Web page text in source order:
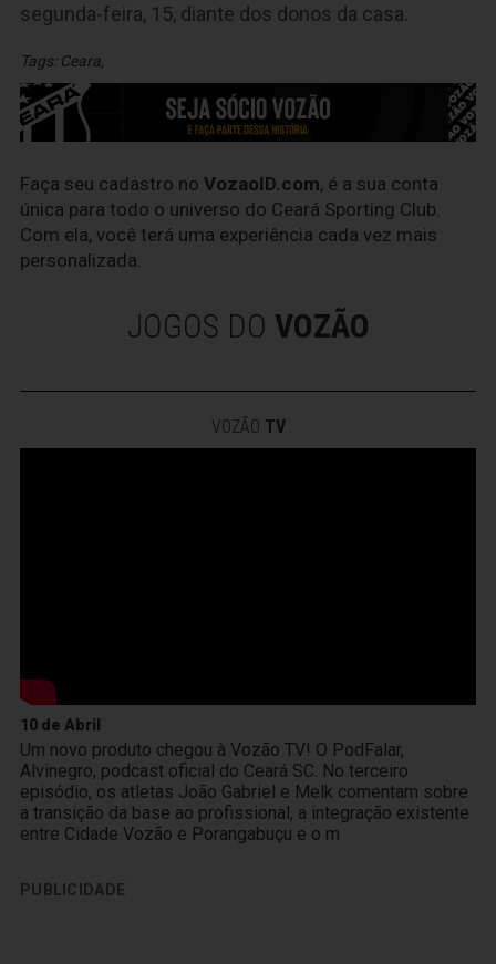
segunda-feira, 15, diante dos donos da casa.
Tags: Ceara,
Faça seu cadastro no VozaoID.com, é a sua conta
única para todo o universo do Ceará Sporting Club.
Com ela, você terá uma experiência cada vez mais
personalizada.
JOGOS DO VOZÃO
VOZÃO TV
10 de Abril
Um novo produto chegou à Vozão TV! O PodFalar,
Alvinegro, podcast oficial do Ceará SC. No terceiro
episódio, os atletas João Gabriel e Melk comentam sobre
a transição da base ao profissional, a integração existente
entre Cidade Vozão e Porangabuçu e o m
PUBLICIDADE